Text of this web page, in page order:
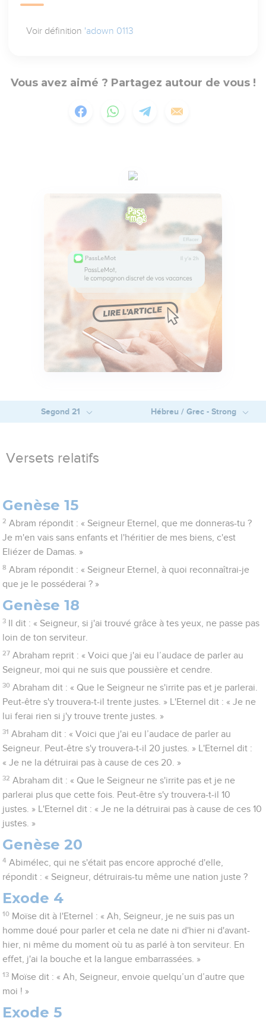
Voir définition 'adown 0113
Vous avez aimé ? Partagez autour de vous !
Segond 21 Hébreu / Grec - Strong
Versets relatifs
Genèse 15
2 Abram répondit : « Seigneur Eternel, que me donneras-tu ?
Je m'en vais sans enfants et l'héritier de mes biens, c'est
Eliézer de Damas. »
8 Abram répondit : « Seigneur Eternel, à quoi reconnaîtrai-je
que je le posséderai ? »
Genèse 18
3
Il dit : « Seigneur, si j'ai trouvé grâce à tes yeux, ne passe pas
loin de ton serviteur.
27 Abraham reprit : « Voici que j'ai eu l’audace de parler au
Seigneur, moi qui ne suis que poussière et cendre.
30 Abraham dit : « Que le Seigneur ne s'irrite pas et je parlerai.
Peut-être s'y trouvera-t-il trente justes. » L'Eternel dit : « Je ne
lui ferai rien si j'y trouve trente justes. »
31 Abraham dit : « Voici que j'ai eu l’audace de parler au
Seigneur. Peut-être s'y trouvera-t-il 20 justes. » L'Eternel dit :
« Je ne la détruirai pas à cause de ces 20. »
32 Abraham dit : « Que le Seigneur ne s'irrite pas et je ne
parlerai plus que cette fois. Peut-être s'y trouvera-t-il 10
justes. » L'Eternel dit : « Je ne la détruirai pas à cause de ces 10
justes. »
Genèse 20
4 Abimélec, qui ne s'était pas encore approché d'elle,
répondit : « Seigneur, détruirais-tu même une nation juste ?
Exode 4
10 Moïse dit à l'Eternel : « Ah, Seigneur, je ne suis pas un
homme doué pour parler et cela ne date ni d'hier ni d'avant-
hier, ni même du moment où tu as parlé à ton serviteur. En
effet, j'ai la bouche et la langue embarrassées. »
13 Moïse dit : « Ah, Seigneur, envoie quelqu’un d’autre que
moi ! »
Exode 5